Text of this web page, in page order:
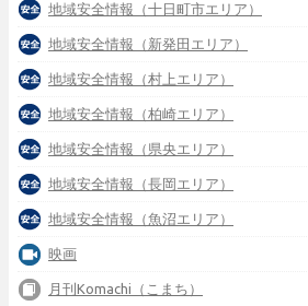
地域安全情報（十日町市エリア）
地域安全情報（新発田エリア）
地域安全情報（村上エリア）
地域安全情報（柏崎エリア）
地域安全情報（県央エリア）
地域安全情報（長岡エリア）
地域安全情報（魚沼エリア）
映画
月刊Komachi（こまち）